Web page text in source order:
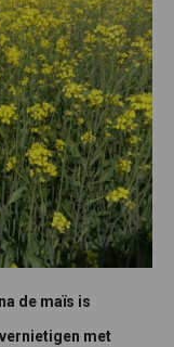
de maïs is
met